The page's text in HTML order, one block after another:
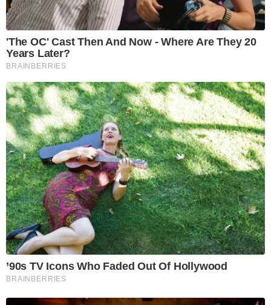
'The OC' Cast Then And Now - Where Are They 20
Years Later?
BRAINBERRIES
’90s TV Icons Who Faded Out Of Hollywood
BRAINBERRIES